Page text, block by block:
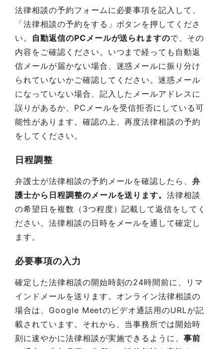
法律相談の予約フォームに必要事項を記入して、
「法律相談の予約をする」ボタンを押してくださ
い。
自動返信のPCメールが送られますので、その
内容をご確認ください。いつまで経っても自動返
信メールが届かない場合、迷惑メールに振り分け
られていないかご確認してください。迷惑メール
になっていない場合、記入したメールアドレスに
誤りがあるか、PCメールを受信拒否にしている可
能性があります。確認の上、再度法律相談の予約
をしてください。
日程調整
弁護士が法律相談の予約メールを確認したら、弁
護士から日程調整のメールを送ります。法律相談
の希望日を複数（3つ程度）記載して返信をしてく
ださい。法律相談の日時をメールを通して確定し
ます。
必要事項の入力
確定した法律相談の開始時刻の24時間前に、リマ
インドメールを送ります。オンライン法律相談の
場合は、Google Meetのビデオ通話用のURLが記
載されています。それから、当事務所では開始時
刻に速やかに法律相談が実施できるように、事前